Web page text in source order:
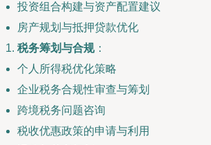
投资组合构建与资产配置建议
房产规划与抵押贷款优化
税务筹划与合规：
个人所得税优化策略
企业税务合规性审查与筹划
跨境税务问题咨询
税收优惠政策的申请与利用